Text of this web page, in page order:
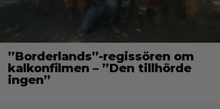
”Borderlands”-regissören om
kalkonfilmen – ”Den tillhörde
ingen”